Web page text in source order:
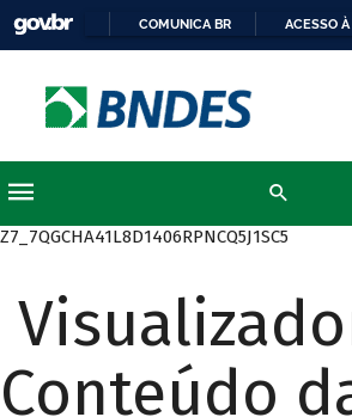
COMUNICA BR ACESSO
Z7_7QGCHA41L8D1406RPNCQ5J1SC5
Conteúdo